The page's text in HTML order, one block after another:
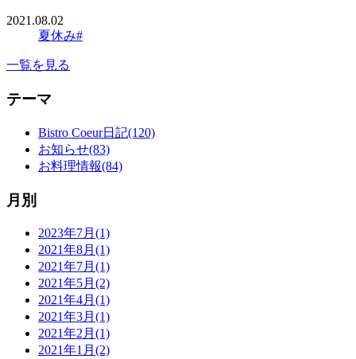
2021.08.02
夏休み#
一覧を見る
テーマ
Bistro Coeur日記(120)
お知らせ(83)
お料理情報(84)
月別
2023年7月(1)
2021年8月(1)
2021年7月(1)
2021年5月(2)
2021年4月(1)
2021年3月(1)
2021年2月(1)
2021年1月(2)